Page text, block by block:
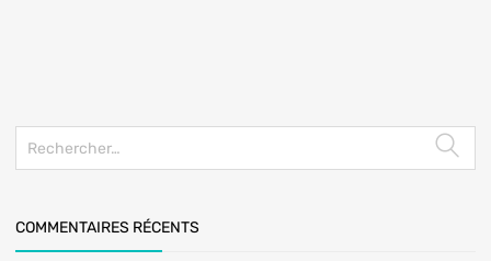
COMMENTAIRES RÉCENTS